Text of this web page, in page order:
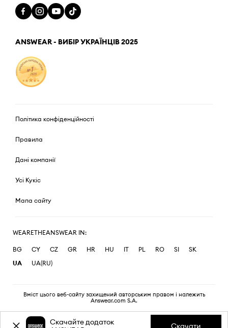
ANSWEAR - ВИБІР УКРАЇНЦІВ 2025
Політика конфіденційності
Правила
Дані компанії
Усі Кукіс
Мапа сайту
WEARETHEANSWEAR IN:
BG CY CZ GR HR HU IT PL RO SI
SK
UA
UA(RU)
Вміст цього веб-сайту захищений авторським правом і належить
Answear.com S.A.
Скачайте додаток
Скачати